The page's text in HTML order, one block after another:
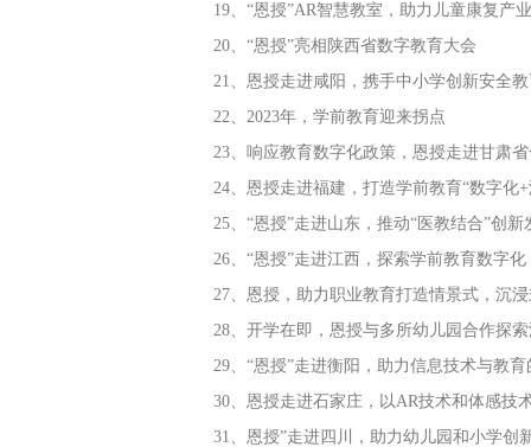
19、“恩授”AR智慧教室，助力儿童康复产
20、“恩授”亮相陕西省数字教育大会
21、恩授走进咸阳，携手中小学创新安全
22、2023年，学前教育迎来拐点
23、响应教育数字化政策，恩授走进甘肃
24、恩授走进福建，打造学前教育“数字化
25、“恩授”走进山东，推动“医教结合”创新
26、“恩授”走进江西，探索学前教育数字化
27、恩授，助力职业教育打造情景式，沉
28、开学在即，恩授与多所幼儿园合作探
29、“恩授”走进衡阳，助力信息技术与教
30、恩授走进石家庄，以AR技术和体感技
31、恩授”走进四川，助力幼儿园和小学创